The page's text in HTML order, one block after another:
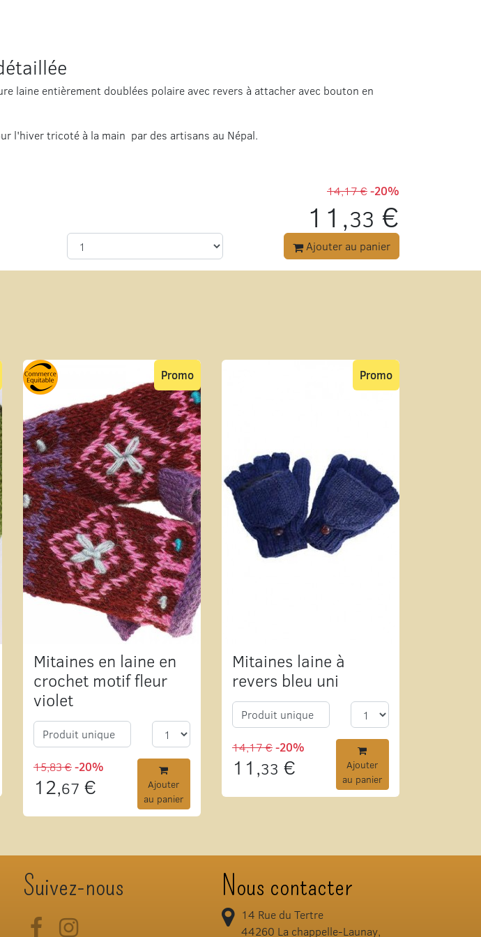
laine entièrement doublées polaire avec revers à attacher avec bouton en
l'hiver tricoté à la main par des artisans au Népal.
14,17 €-20%
11,33 €
Ajouter au panier
Mitaines en laine en
crochet motif fleur
violet
Promo
Produit unique
15,83 €-20%
12,67 €
Ajouter
au panier
Mitaines laine à
revers bleu uni
Promo
Produit unique
14,17 €-20%
11,33 €
Ajouter
au panier
Suivez-nous
FacebookInstagram
Nous contacter
14 Rue du Tertre
44260 La chappelle-Launay,